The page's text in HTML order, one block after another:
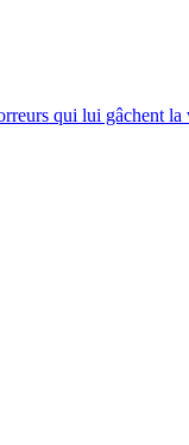
qui lui gâchent